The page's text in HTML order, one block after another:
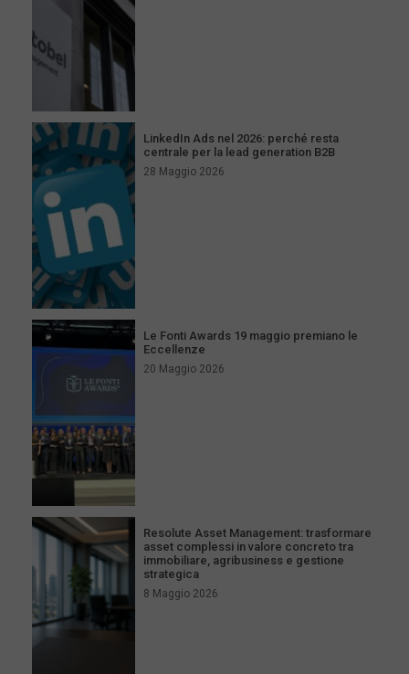
LinkedIn Ads nel 2026: perché resta
centrale per la lead generation B2B
28 Maggio 2026
Le Fonti Awards 19 maggio premiano le
Eccellenze
20 Maggio 2026
Resolute Asset Management: trasformare
asset complessi in valore concreto tra
immobiliare, agribusiness e gestione
strategica
8 Maggio 2026